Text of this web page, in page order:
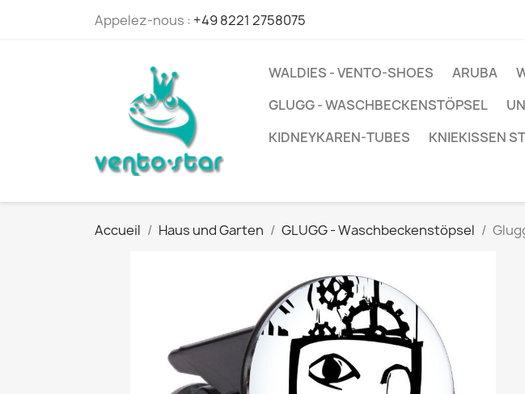
Appelez-nous : +49 8221 2758075
WALDIES - VENTO-SHOES ARUBA
GLUGG - WASCHBECKENSTÖPSEL
KIDNEYKAREN-TUBES
KNIEKISSEN
Accueil Haus und Garten GLUGG - Waschbeckenstöpsel